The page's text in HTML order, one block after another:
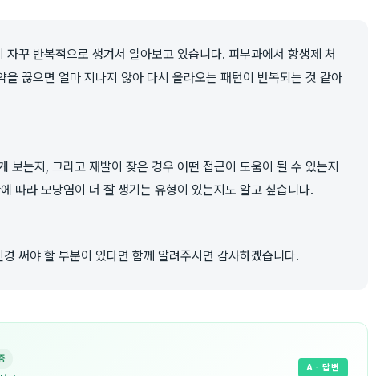
자꾸 반복적으로 생겨서 알아보고 있습니다. 피부과에서 항생제 처
을 끊으면 얼마 지나지 않아 다시 올라오는 패턴이 반복되는 것 같아
보는지, 그리고 재발이 잦은 경우 어떤 접근이 도움이 될 수 있는지
따라 모낭염이 더 잘 생기는 유형이 있는지도 알고 싶습니다.
써야 할 부분이 있다면 함께 알려주시면 감사하겠습니다.
A · 답변